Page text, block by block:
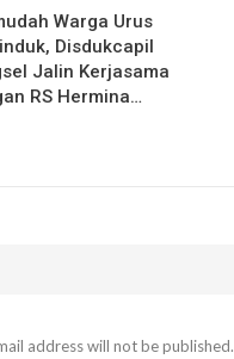
Warga Urus
Disdukcapil
Jalin Kerjasama
RS Hermina…
address will not be published.